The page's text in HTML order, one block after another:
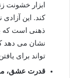
ابزار خشونت
کند. این آزادی
ذهنی است که
نشان می دهد
تواند برای
قدرت عشق،